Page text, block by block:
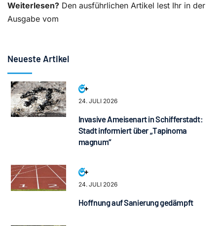
Weiterlesen? Den ausführlichen Artikel lest Ihr in der
Ausgabe vom
Neueste Artikel
24. JULI 2026
Invasive Ameisenart in Schifferstadt:
Stadt informiert über „Tapinoma
magnum“
24. JULI 2026
Hoffnung auf Sanierung gedämpft